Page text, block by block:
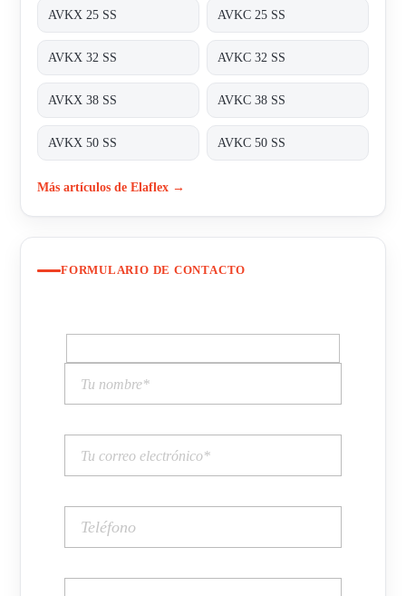
AVKX 25 SS AVKC 25 SS
AVKX 32 SS AVKC 32 SS
AVKX 38 SS AVKC 38 SS
AVKX 50 SS AVKC 50 SS
Más artículos de Elaflex →
FORMULARIO DE CONTACTO